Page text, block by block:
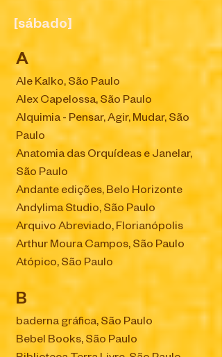
[sábado]
A
Ale Kalko, São Paulo
Alex Capelossa, São Paulo
Alquimia - Pensar, Agir, Mudar, São
Paulo
Anatomia das Orquídeas e Janelar,
São Paulo
Andante edições, Belo Horizonte
Andylima Studio, São Paulo
Arquivo Abreviado, Florianópolis
Arthur Moura Campos, São Paulo
Atópico, São Paulo
B
baderna gráfica, São Paulo
Bebel Books, São Paulo